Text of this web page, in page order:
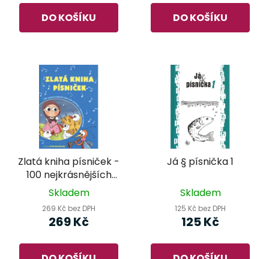
DO KOŠÍKU DO KOŠÍKU
Zlatá kniha písniček -
100 nejkrásnějších
lidových písniček s
Skladem
269 Kč bez DPH
269 Kč
Já § písnička 1
Skladem
125 Kč bez DPH
125 Kč